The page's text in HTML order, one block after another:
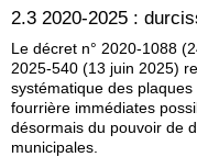
2.3 2020‑2025 :
Le décret n° 2020‑1088
2025‑540 (13 juin 2025)
systématique des
fourrière immédiates
désormais du pouvoir de
municipales.